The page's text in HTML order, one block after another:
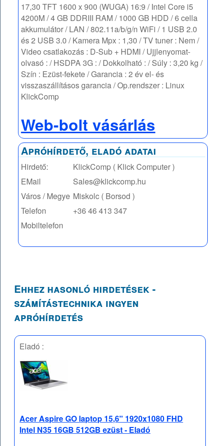
17,30 TFT 1600 x 900 (WUGA) 16:9 / Intel Core i5
4200M / 4 GB DDRIII RAM / 1000 GB HDD / 6 cella
akkumulátor / LAN / 802.11a/b/g/n WiFi / 1 USB 2.0
és 2 USB 3.0 / Kamera Mpx : 1,30 / TV tuner : Nem /
Video csatlakozás : D-Sub + HDMI / Ujjlenyomat-
olvasó : / HSDPA 3G : / Dokkolható : / Súly : 3,20 kg /
Szín : Ezüst-fekete / Garancia : 2 év el- és
visszaszállításos garancia / Op.rendszer : Linux
KlickComp
Web-bolt vásárlás
Apróhírdető, eladó adatai
Hirdető:
KlickComp ( Klick Computer )
EMail
Sales@klickcomp.hu
Város / Megye Miskolc ( Borsod )
Telefon
+36 46 413 347
Mobiltelefon
Ehhez hasonló hirdetések -
számítástechnika ingyen
apróhírdetés
Eladó :
Acer Aspire GO laptop 15,6" 1920x1080 FHD
Intel N35 16GB 512GB ezüst - Eladó